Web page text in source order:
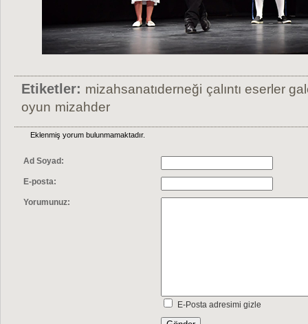
Etiketler: mizahsanatıderneği çalıntı eserler
oyun mizahder
Eklenmiş yorum bulunmamaktadır.
Ad Soyad:
E-posta:
Yorumunuz:
E-Posta adresimi gizle